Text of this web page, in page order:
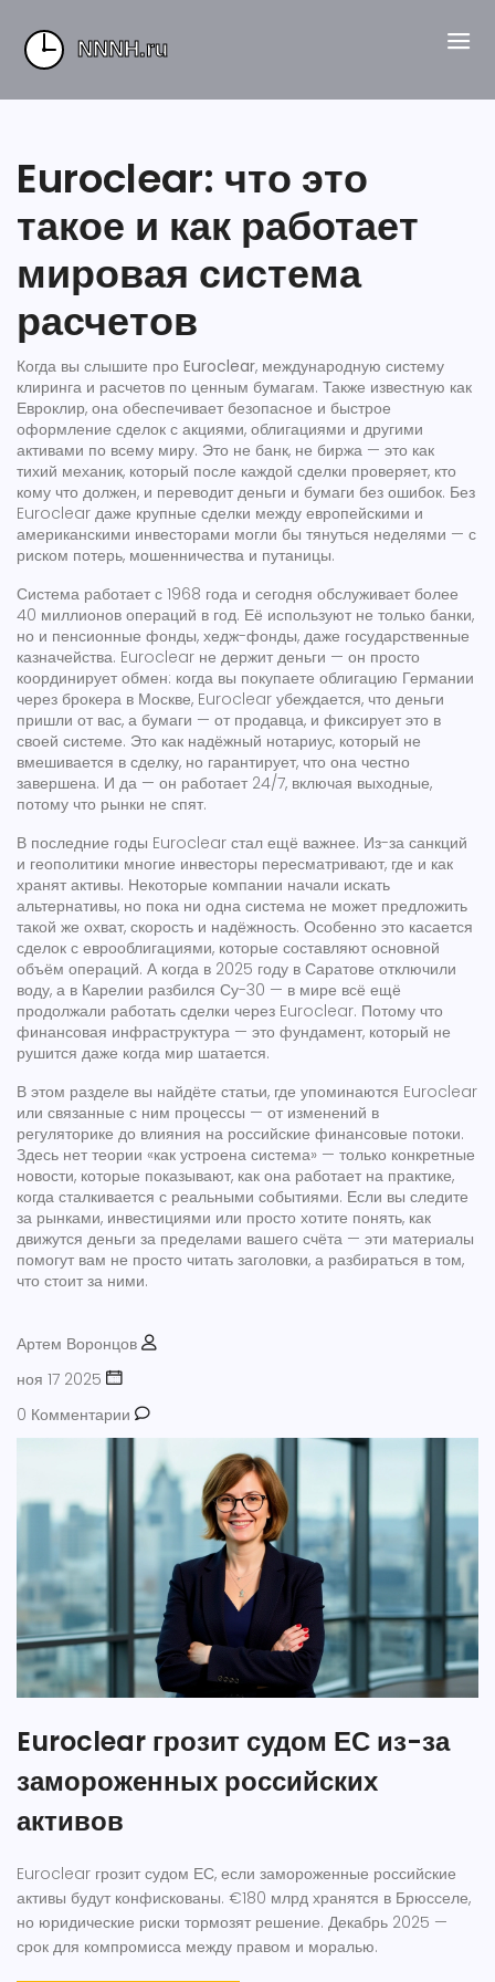
Euroclear: что это
такое и как работает
мировая система
расчетов
Когда вы слышите про Euroclear, международную систему
клиринга и расчетов по ценным бумагам. Также известную как
Евроклир, она обеспечивает безопасное и быстрое
оформление сделок с акциями, облигациями и другими
активами по всему миру. Это не банк, не биржа — это как
тихий механик, который после каждой сделки проверяет, кто
кому что должен, и переводит деньги и бумаги без ошибок. Без
Euroclear даже крупные сделки между европейскими и
американскими инвесторами могли бы тянуться неделями — с
риском потерь, мошенничества и путаницы.
Система работает с 1968 года и сегодня обслуживает более
40 миллионов операций в год. Её используют не только банки,
но и пенсионные фонды, хедж-фонды, даже государственные
казначейства. Euroclear не держит деньги — он просто
координирует обмен: когда вы покупаете облигацию Германии
через брокера в Москве, Euroclear убеждается, что деньги
пришли от вас, а бумаги — от продавца, и фиксирует это в
своей системе. Это как надёжный нотариус, который не
вмешивается в сделку, но гарантирует, что она честно
завершена. И да — он работает 24/7, включая выходные,
потому что рынки не спят.
В последние годы Euroclear стал ещё важнее. Из-за санкций
и геополитики многие инвесторы пересматривают, где и как
хранят активы. Некоторые компании начали искать
альтернативы, но пока ни одна система не может предложить
такой же охват, скорость и надёжность. Особенно это касается
сделок с еврооблигациями, которые составляют основной
объём операций. А когда в 2025 году в Саратове отключили
воду, а в Карелии разбился Су-30 — в мире всё ещё
продолжали работать сделки через Euroclear. Потому что
финансовая инфраструктура — это фундамент, который не
рушится даже когда мир шатается.
В этом разделе вы найдёте статьи, где упоминаются Euroclear
или связанные с ним процессы — от изменений в
регуляторике до влияния на российские финансовые потоки.
Здесь нет теории «как устроена система» — только конкретные
новости, которые показывают, как она работает на практике,
когда сталкивается с реальными событиями. Если вы следите
за рынками, инвестициями или просто хотите понять, как
движутся деньги за пределами вашего счёта — эти материалы
помогут вам не просто читать заголовки, а разбираться в том,
что стоит за ними.
Артем Воронцов
ноя 17 2025
0 Комментарии
Euroclear грозит судом ЕС из-за
замороженных российских
активов
Euroclear грозит судом ЕС, если замороженные российские
активы будут конфискованы. €180 млрд хранятся в Брюсселе,
но юридические риски тормозят решение. Декабрь 2025 —
срок для компромисса между правом и моралью.